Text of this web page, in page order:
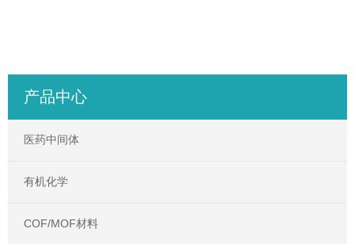
产品中心
医药中间体
有机化学
COF/MOF材料